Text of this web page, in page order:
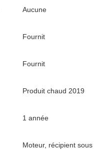
Aucune
Fournit
Fournit
Produit chaud 2019
1 année
Moteur, récipient